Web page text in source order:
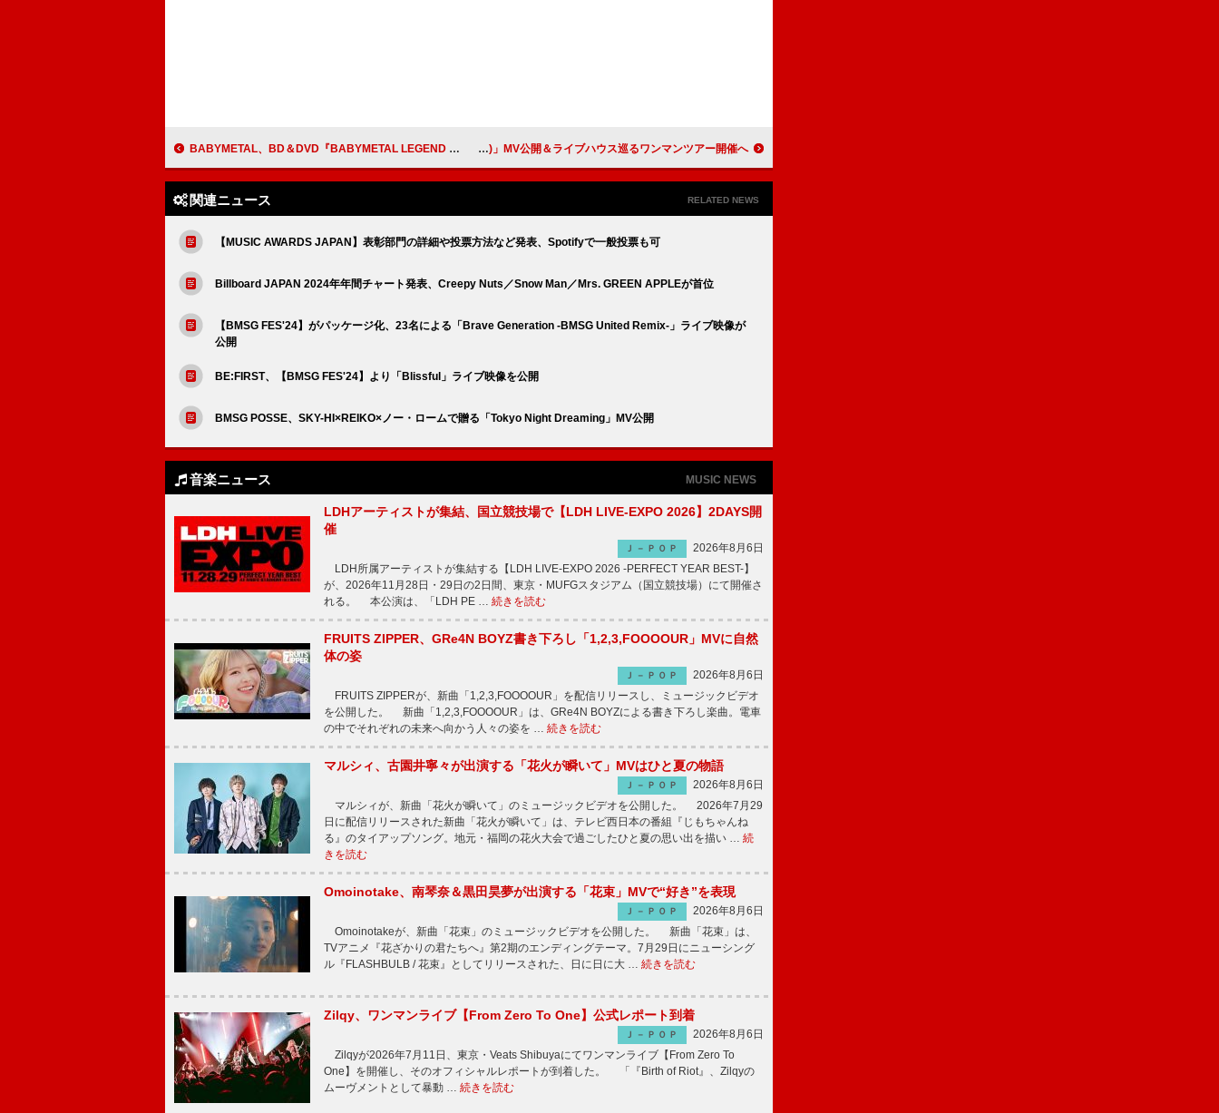
BABYMETAL、BD＆DVD『BABYMETAL LEGEND – 43 THE MOVIE』より「ギミチョコ！！」ライブ映像を公開 VIGORMAN、新曲「大人に言う (feat. WILYWNKA)」MV公開＆ライブハウス巡るワンマンツアー開催へ
関連ニュース RELATED NEWS
【MUSIC AWARDS JAPAN】表彰部門の詳細や投票方法など発表、Spotifyで一般投票も可
Billboard JAPAN 2024年年間チャート発表、Creepy Nuts／Snow Man／Mrs. GREEN APPLEが首位
【BMSG FES'24】がパッケージ化、23名による「Brave Generation -BMSG United Remix-」ライブ映像が
公開
BE:FIRST、【BMSG FES'24】より「Blissful」ライブ映像を公開
BMSG POSSE、SKY-HI×REIKO×ノー・ロームで贈る「Tokyo Night Dreaming」MV公開
音楽ニュース MUSIC NEWS
LDHアーティストが集結、国立競技場で【LDH LIVE-EXPO 2026】2DAYS開
催
Ｊ－ＰＯＰ
2026年8月6日
LDH所属アーティストが集結する【LDH LIVE-EXPO 2026 -PERFECT YEAR BEST-】
が、2026年11月28日・29日の2日間、東京・MUFGスタジアム（国立競技場）にて開催さ
れる。 本公演は、「LDH PE … 続きを読む
FRUITS ZIPPER、GRe4N BOYZ書き下ろし「1,2,3,FOOOOUR」MVに自然
体の姿
Ｊ－ＰＯＰ
2026年8月6日
FRUITS ZIPPERが、新曲「1,2,3,FOOOOUR」を配信リリースし、ミュージックビデオ
を公開した。 新曲「1,2,3,FOOOOUR」は、GRe4N BOYZによる書き下ろし楽曲。電車
の中でそれぞれの未来へ向かう人々の姿を … 続きを読む
マルシィ、古園井寧々が出演する「花火が瞬いて」MVはひと夏の物語
Ｊ－ＰＯＰ
2026年8月6日
マルシィが、新曲「花火が瞬いて」のミュージックビデオを公開した。 2026年7月29
日に配信リリースされた新曲「花火が瞬いて」は、テレビ西日本の番組『じもちゃんね
る』のタイアップソング。地元・福岡の花火大会で過ごしたひと夏の思い出を描い … 続
きを読む
Omoinotake、南琴奈＆黒田昊夢が出演する「花束」MVで“好き”を表現
Ｊ－ＰＯＰ
2026年8月6日
Omoinotakeが、新曲「花束」のミュージックビデオを公開した。 新曲「花束」は、
TVアニメ『花ざかりの君たちへ』第2期のエンディングテーマ。7月29日にニューシング
ル『FLASHBULB / 花束』としてリリースされた、日に日に大 … 続きを読む
Zilqy、ワンマンライブ【From Zero To One】公式レポート到着
Ｊ－ＰＯＰ
2026年8月6日
Zilqyが2026年7月11日、東京・Veats Shibuyaにてワンマンライブ【From Zero To
One】を開催し、そのオフィシャルレポートが到着した。 「『Birth of Riot』、Zilqyの
ムーヴメントとして暴動 … 続きを読む